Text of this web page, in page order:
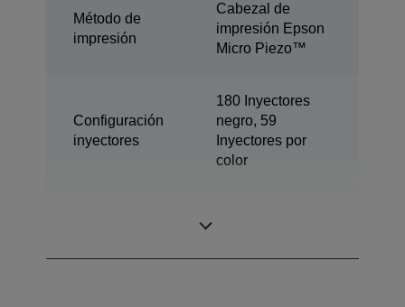
Método de
impresión
Cabezal de
impresión Epson
Micro Piezo™
Configuración
inyectores
180 Inyectores
negro, 59
Inyectores por
color